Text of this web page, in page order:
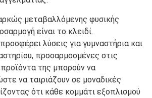
μεταβαλλόμενης φυσικής
είναι το κλειδί.
προσφέρει λύσεις για γυμναστήρια και
προσαρμοσμένες στις
της μπορούν να
να ταιριάζουν σε μοναδικές
ότι κάθε κομμάτι εξοπλισμού